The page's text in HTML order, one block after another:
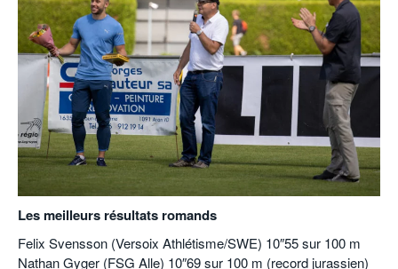
Les meilleurs résultats romands
Felix Svensson (Versoix Athlétisme/SWE) 10″55 sur 100 m
Nathan Gyger (FSG Alle) 10″69 sur 100 m (record jurassien)